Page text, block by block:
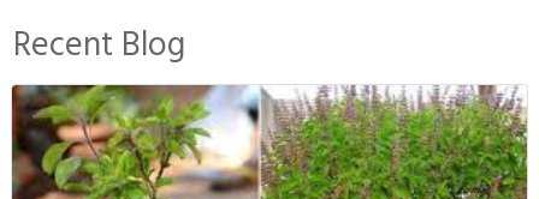
ઉત્તરાધિકારી તરીકે સ્થાપે છે તે
દૃશ્યો અંકિત થયાં છે. ટૂંકમાં બુદ્ધનાં
જીવનના અંતિમ દિવસોની યાત્રાનો
પરિપાક જોવા મળે […]
Recent Blog